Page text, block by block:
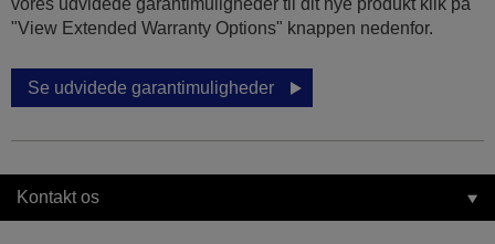
vores udvidede garantimuligheder til dit nye produkt klik på
"View Extended Warranty Options" knappen nedenfor.
Se udvidede garantimuligheder
Kontakt os